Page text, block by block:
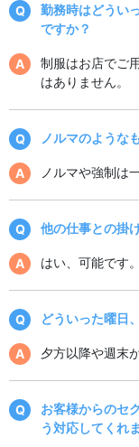
勤務時はどうい
ですか？
制服はお店でご
はありません。
ノルマのような
ノルマや強制は
他の仕事との掛
はい、可能です
どういった曜日
夕方以降や週末
お客様からのセ
う対応してくれ